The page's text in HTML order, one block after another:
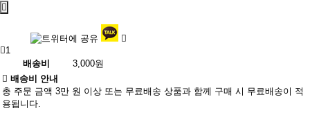
1
배송비
3,000원
배송비 안내
총 주문 금액 3만 원 이상 또는 무료배송 상품과 함께 구매 시 무료배송이 적
용됩니다.